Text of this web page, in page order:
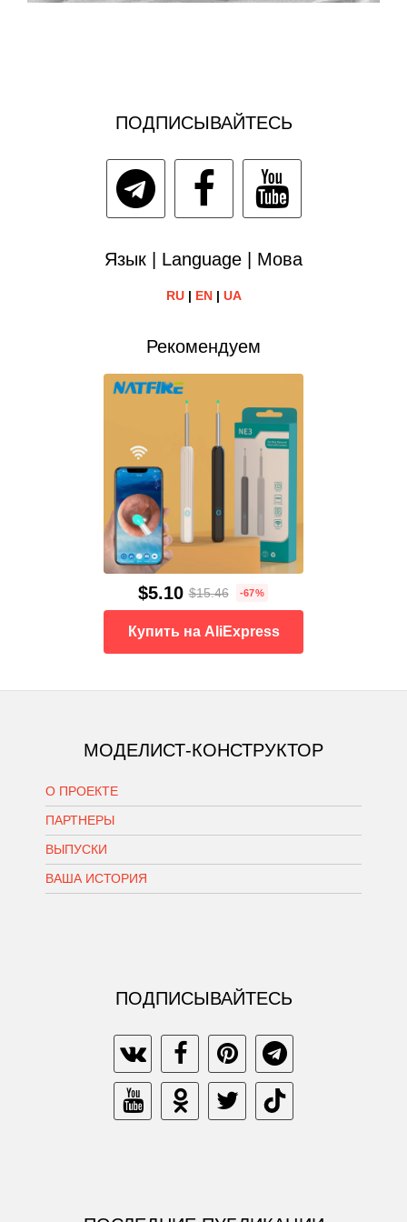
ПОДПИСЫВАЙТЕСЬ
Язык | Language | Мова
RU| EN| UA
Рекомендуем
$5.10 $15.46 -67%
Купить на AliExpress
МОДЕЛИСТ-КОНСТРУКТОР
О ПРОЕКТЕ
ПАРТНЕРЫ
ВЫПУСКИ
ВАША ИСТОРИЯ
ПОДПИСЫВАЙТЕСЬ